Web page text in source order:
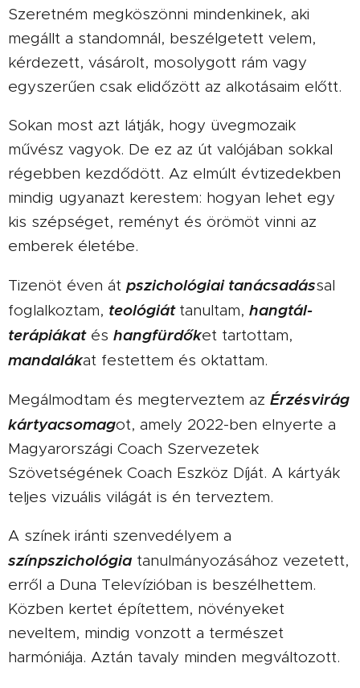
Szeretném megköszönni mindenkinek, aki
megállt a standomnál, beszélgetett velem,
kérdezett, vásárolt, mosolygott rám vagy
egyszerűen csak elidőzött az alkotásaim előtt.
Sokan most azt látják, hogy üvegmozaik
művész vagyok. De ez az út valójában sokkal
régebben kezdődött. Az elmúlt évtizedekben
mindig ugyanazt kerestem: hogyan lehet egy
kis szépséget, reményt és örömöt vinni az
emberek életébe.
Tizenöt éven át pszichológiai tanácsadással
foglalkoztam, teológiát tanultam, hangtál-
terápiákatés hangfürdőket tartottam,
mandalákat festettem és oktattam.
Megálmodtam és megterveztem az Érzésvirág
kártyacsomagot, amely 2022-ben elnyerte a
Magyarországi Coach Szervezetek
Szövetségének Coach Eszköz Díját. A kártyák
teljes vizuális világát is én terveztem.
A színek iránti szenvedélyem a
színpszichológia tanulmányozásához vezetett,
erről a Duna Televízióban is beszélhettem.
Közben kertet építettem, növényeket
neveltem, mindig vonzott a természet
harmóniája. Aztán tavaly minden megváltozott.